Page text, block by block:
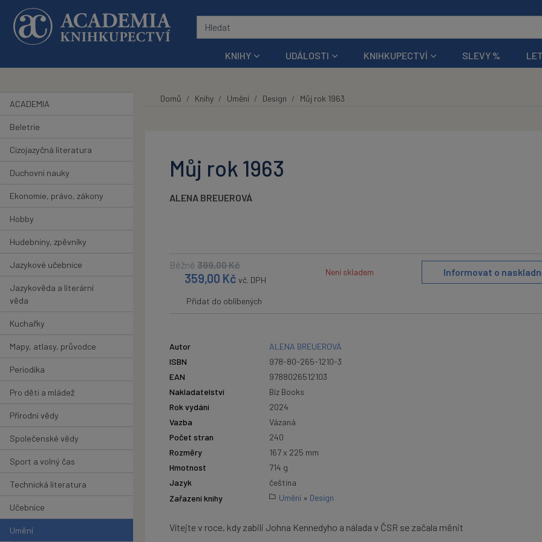
Přeskočit na hlavní obsah
KNIHY UDÁLOSTI KNIHKUPECTVÍ SLEVY %
ACADEMIA
Beletrie
Cizojazyčná literatura
Duchovní nauky
Ekonomie, právo, zákony
Hobby
Hudebniny, zpěvníky
Jazykové učebnice
Jazykověda a literární
věda
Kuchařky
Mapy, atlasy, průvodce
Periodika
Pro děti a mládež
Přírodní vědy
Společenské vědy
Sport a volný čas
Technická literatura
Učebnice
Umění
Domů Knihy Umění Design Můj rok 1963
Můj rok 1963
ALENA BREUEROVÁ
Běžně 399,00Kč
359,00 Kč vč. DPH
Není skladem Informovat o
Přidat do oblíbených
Autor
ALENA BREUEROVÁ
ISBN
978-80-265-1210-3
EAN
9788026512103
Nakladatelství
Biz Books
Rok vydání
2024
Vazba
Vázaná
Počet stran
240
Rozměry
167 x 225 mm
Hmotnost
714 g
Jazyk
čeština
Zařazení knihy
Umění » Design
Vítejte v roce, kdy zabili Johna Kennedyho a nálada v ČSR se začala měnit